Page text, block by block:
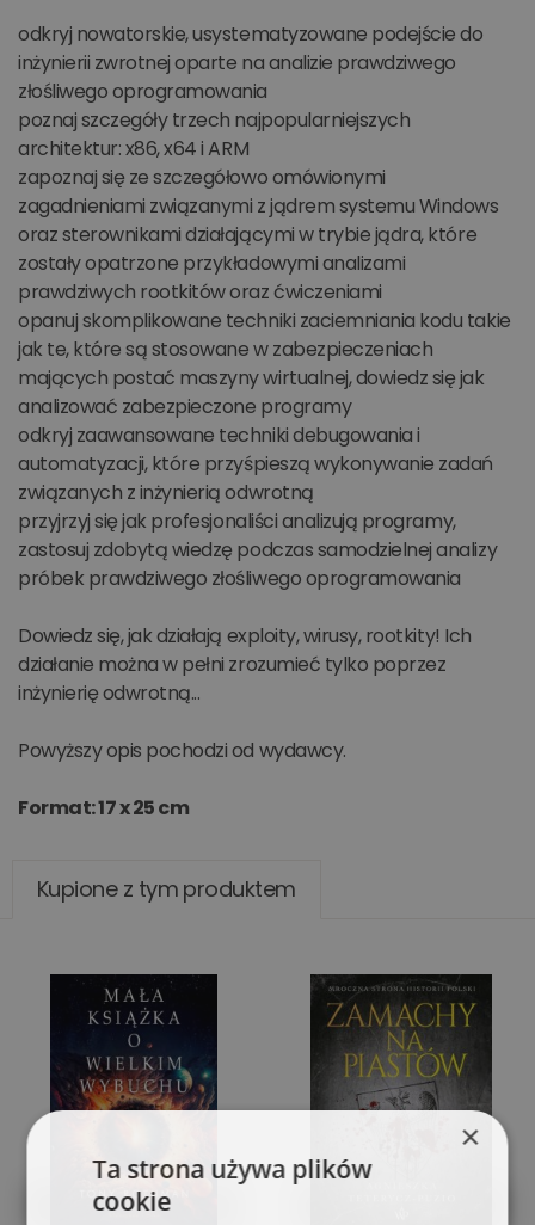
odkryj nowatorskie, usystematyzowane podejście do
inżynierii zwrotnej oparte na analizie prawdziwego
złośliwego oprogramowania
poznaj szczegóły trzech najpopularniejszych
architektur: x86, x64 i ARM
zapoznaj się ze szczegółowo omówionymi
zagadnieniami związanymi z jądrem systemu Windows
oraz sterownikami działającymi w trybie jądra, które
zostały opatrzone przykładowymi analizami
prawdziwych rootkitów oraz ćwiczeniami
opanuj skomplikowane techniki zaciemniania kodu takie
jak te, które są stosowane w zabezpieczeniach
mających postać maszyny wirtualnej, dowiedz się jak
analizować zabezpieczone programy
odkryj zaawansowane techniki debugowania i
automatyzacji, które przyśpieszą wykonywanie zadań
związanych z inżynierią odwrotną
przyjrzyj się jak profesjonaliści analizują programy,
zastosuj zdobytą wiedzę podczas samodzielnej analizy
próbek prawdziwego złośliwego oprogramowania
Dowiedz się, jak działają exploity, wirusy, rootkity! Ich
działanie można w pełni zrozumieć tylko poprzez
inżynierię odwrotną...
Powyższy opis pochodzi od wydawcy.
Format: 17 x 25 cm
Kupione z tym produktem
×
Ta strona używa plików
cookie